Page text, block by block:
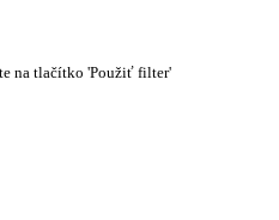
na tlačítko 'Použiť filter'